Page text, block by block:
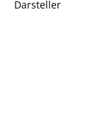
Darsteller